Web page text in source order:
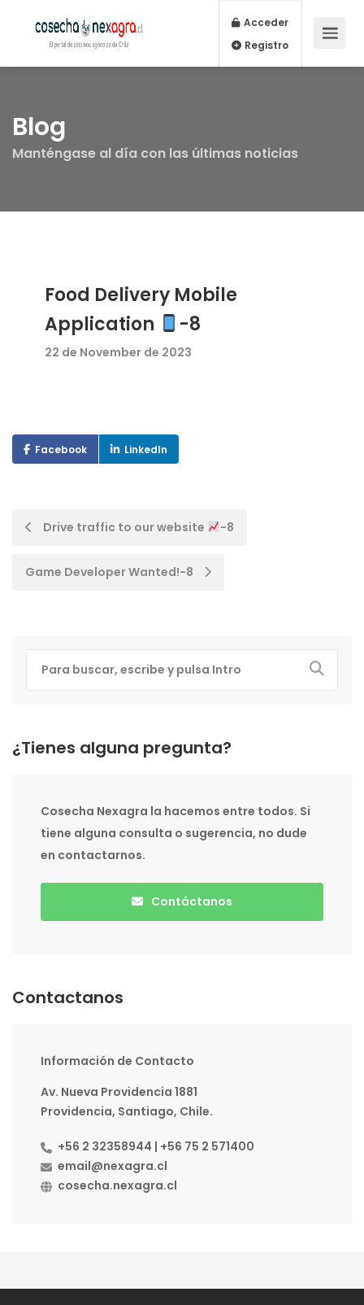
Acceder
Registro
Blog
Manténgase al día con las últimas noticias
Food Delivery Mobile
Application
-8
22 de November de 2023
Facebook LinkedIn
Post
navigation
Drive traffic to our website -8
Game Developer Wanted!-8
¿Tienes alguna pregunta?
Cosecha Nexagra la hacemos entre todos. Si
tiene alguna consulta o sugerencia, no dude
en contactarnos.
Contáctanos
Contactanos
Información de Contacto
Av. Nueva Providencia 1881
Providencia, Santiago, Chile.
+56 2 32358944 | +56 75 2 571400
email@nexagra.cl
cosecha.nexagra.cl